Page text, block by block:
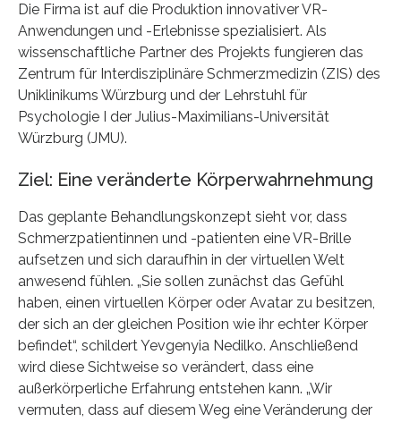
Die Firma ist auf die Produktion innovativer VR-
Anwendungen und -Erlebnisse spezialisiert. Als
wissenschaftliche Partner des Projekts fungieren das
Zentrum für Interdisziplinäre Schmerzmedizin (ZIS) des
Uniklinikums Würzburg und der Lehrstuhl für
Psychologie I der Julius-Maximilians-Universität
Würzburg (JMU).
Ziel: Eine veränderte Körperwahrnehmung
Das geplante Behandlungskonzept sieht vor, dass
Schmerzpatientinnen und -patienten eine VR-Brille
aufsetzen und sich daraufhin in der virtuellen Welt
anwesend fühlen. „Sie sollen zunächst das Gefühl
haben, einen virtuellen Körper oder Avatar zu besitzen,
der sich an der gleichen Position wie ihr echter Körper
befindet“, schildert Yevgenyia Nedilko. Anschließend
wird diese Sichtweise so verändert, dass eine
außerkörperliche Erfahrung entstehen kann. „Wir
vermuten, dass auf diesem Weg eine Veränderung der